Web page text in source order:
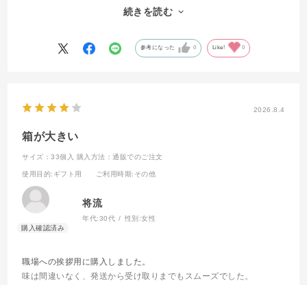
とってもふわふわしっとりで美味しくいただきました。
続きを読む
参考になった 0 Like! 0
2026.8.4
箱が大きい
サイズ：33個入 購入方法：通販でのご注文
使用目的:ギフト用 ご利用時期:その他
将流
年代:30代 性別:女性
職場への挨拶用に購入しました。
味は間違いなく、発送から受け取りまでもスムーズでした。